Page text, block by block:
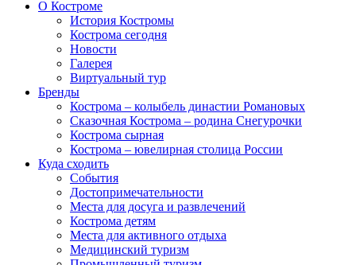
О Костроме
История Костромы
Кострома сегодня
Новости
Галерея
Виртуальный тур
Бренды
Кострома – колыбель династии Романовых
Сказочная Кострома – родина Снегурочки
Кострома сырная
Кострома – ювелирная столица России
Куда сходить
События
Достопримечательности
Места для досуга и развлечений
Кострома детям
Места для активного отдыха
Медицинский туризм